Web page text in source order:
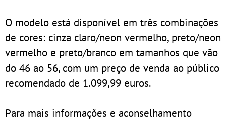
O modelo está disponível em três combinações
de cores: cinza claro/neon vermelho, preto/neon
vermelho e preto/branco em tamanhos que vão
do 46 ao 56, com um preço de venda ao público
recomendado de 1.099,99 euros.
Para mais informações e aconselhamento